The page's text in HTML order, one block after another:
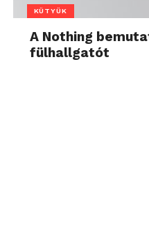
KÜTYÜK
A Nothing
fülhallgatót